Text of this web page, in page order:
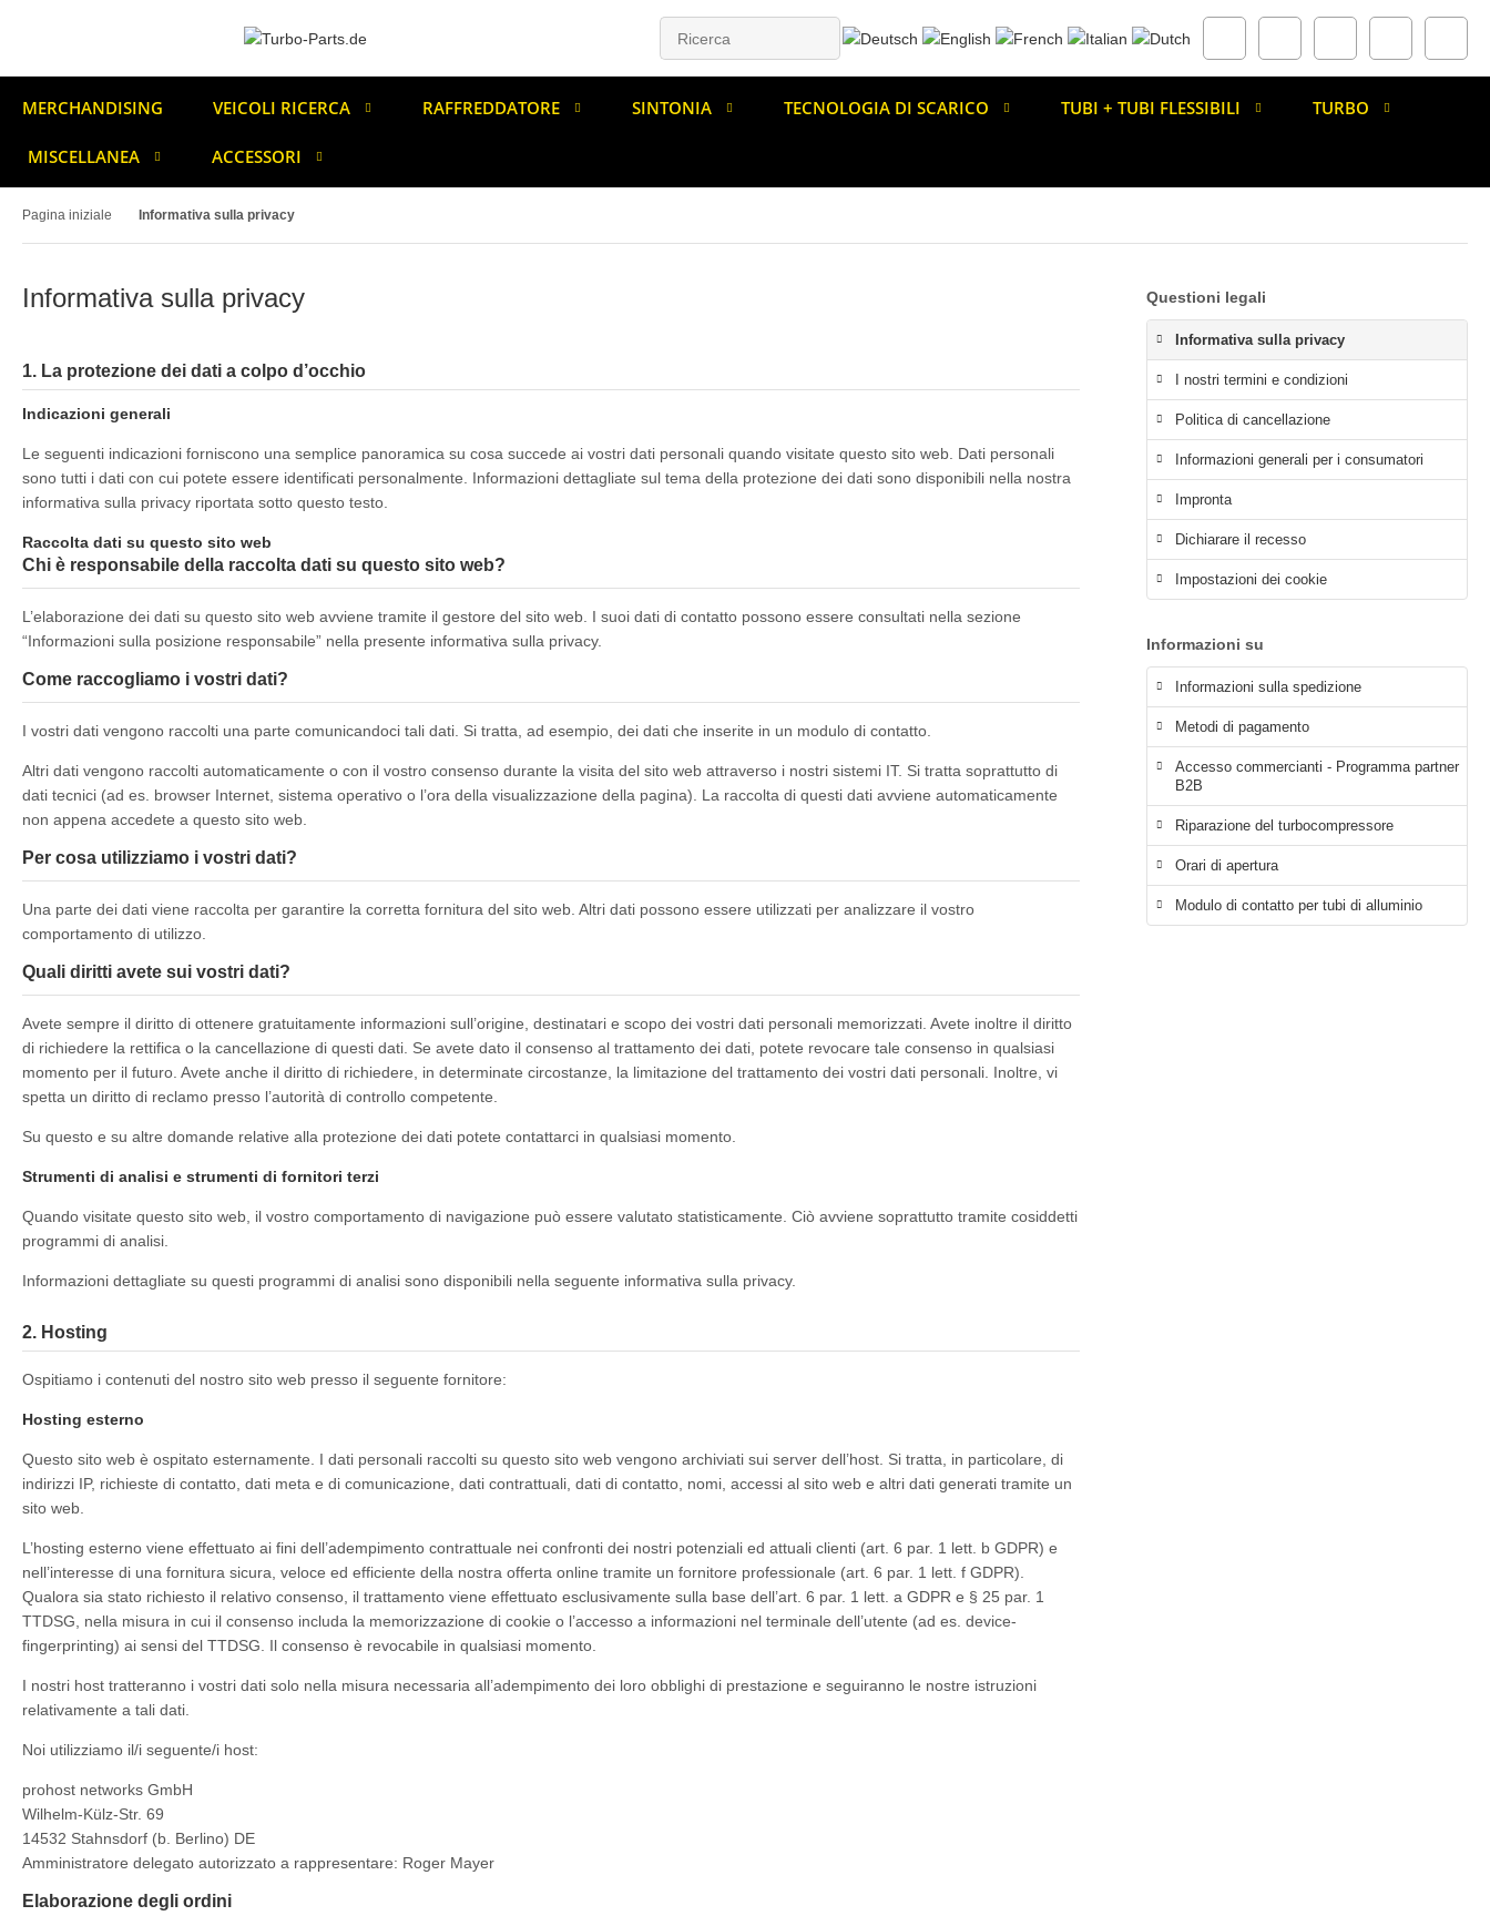
MERCHANDISING VEICOLI RICERCA RAFFREDDATORE SINTONIA TECNOLOGIA DI SCARICO TUBI + TUBI FLESSIBILI TURBO
MISCELLANEA ACCESSORI
Pagina iniziale Informativa sulla privacy
Informativa sulla privacy
1. La protezione dei dati a colpo d’occhio
Indicazioni generali
Le seguenti indicazioni forniscono una semplice panoramica su cosa succede ai vostri dati personali quando visitate questo sito web. Dati personali
sono tutti i dati con cui potete essere identificati personalmente. Informazioni dettagliate sul tema della protezione dei dati sono disponibili nella nostra
informativa sulla privacy riportata sotto questo testo.
Raccolta dati su questo sito web
Chi è responsabile della raccolta dati su questo sito web?
L’elaborazione dei dati su questo sito web avviene tramite il gestore del sito web. I suoi dati di contatto possono essere consultati nella sezione
“Informazioni sulla posizione responsabile” nella presente informativa sulla privacy.
Come raccogliamo i vostri dati?
I vostri dati vengono raccolti una parte comunicandoci tali dati. Si tratta, ad esempio, dei dati che inserite in un modulo di contatto.
Altri dati vengono raccolti automaticamente o con il vostro consenso durante la visita del sito web attraverso i nostri sistemi IT. Si tratta soprattutto di
dati tecnici (ad es. browser Internet, sistema operativo o l’ora della visualizzazione della pagina). La raccolta di questi dati avviene automaticamente
non appena accedete a questo sito web.
Per cosa utilizziamo i vostri dati?
Una parte dei dati viene raccolta per garantire la corretta fornitura del sito web. Altri dati possono essere utilizzati per analizzare il vostro
comportamento di utilizzo.
Quali diritti avete sui vostri dati?
Avete sempre il diritto di ottenere gratuitamente informazioni sull’origine, destinatari e scopo dei vostri dati personali memorizzati. Avete inoltre il diritto
di richiedere la rettifica o la cancellazione di questi dati. Se avete dato il consenso al trattamento dei dati, potete revocare tale consenso in qualsiasi
momento per il futuro. Avete anche il diritto di richiedere, in determinate circostanze, la limitazione del trattamento dei vostri dati personali. Inoltre, vi
spetta un diritto di reclamo presso l’autorità di controllo competente.
Su questo e su altre domande relative alla protezione dei dati potete contattarci in qualsiasi momento.
Strumenti di analisi e strumenti di fornitori terzi
Quando visitate questo sito web, il vostro comportamento di navigazione può essere valutato statisticamente. Ciò avviene soprattutto tramite cosiddetti
programmi di analisi.
Informazioni dettagliate su questi programmi di analisi sono disponibili nella seguente informativa sulla privacy.
2. Hosting
Ospitiamo i contenuti del nostro sito web presso il seguente fornitore:
Hosting esterno
Questo sito web è ospitato esternamente. I dati personali raccolti su questo sito web vengono archiviati sui server dell’host. Si tratta, in particolare, di
indirizzi IP, richieste di contatto, dati meta e di comunicazione, dati contrattuali, dati di contatto, nomi, accessi al sito web e altri dati generati tramite un
sito web.
L’hosting esterno viene effettuato ai fini dell’adempimento contrattuale nei confronti dei nostri potenziali ed attuali clienti (art. 6 par. 1 lett. b GDPR) e
nell’interesse di una fornitura sicura, veloce ed efficiente della nostra offerta online tramite un fornitore professionale (art. 6 par. 1 lett. f GDPR).
Qualora sia stato richiesto il relativo consenso, il trattamento viene effettuato esclusivamente sulla base dell’art. 6 par. 1 lett. a GDPR e § 25 par. 1
TTDSG, nella misura in cui il consenso includa la memorizzazione di cookie o l’accesso a informazioni nel terminale dell’utente (ad es. device-
fingerprinting) ai sensi del TTDSG. Il consenso è revocabile in qualsiasi momento.
I nostri host tratteranno i vostri dati solo nella misura necessaria all’adempimento dei loro obblighi di prestazione e seguiranno le nostre istruzioni
relativamente a tali dati.
Noi utilizziamo il/i seguente/i host:
prohost networks GmbH
Wilhelm-Külz-Str. 69
14532 Stahnsdorf (b. Berlino) DE
Amministratore delegato autorizzato a rappresentare: Roger Mayer
Elaborazione degli ordini
Questioni legali
Informativa sulla privacy
I nostri termini e condizioni
Politica di cancellazione
Informazioni generali per i consumatori
Impronta
Dichiarare il recesso
Impostazioni dei cookie
Informazioni su
Informazioni sulla spedizione
Metodi di pagamento
Accesso commercianti - Programma partner
B2B
Riparazione del turbocompressore
Orari di apertura
Modulo di contatto per tubi di alluminio